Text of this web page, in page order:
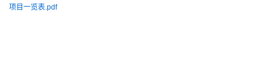
项目一览表.pdf